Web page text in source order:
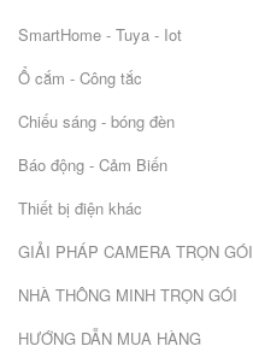
SmartHome - Tuya - Iot
Ổ cắm - Công tắc
Chiếu sáng - bóng đèn
Báo động - Cảm Biến
Thiết bị điện khác
GIẢI PHÁP CAMERA TRỌN GÓI
NHÀ THÔNG MINH TRỌN GÓI
HƯỚNG DẪN MUA HÀNG